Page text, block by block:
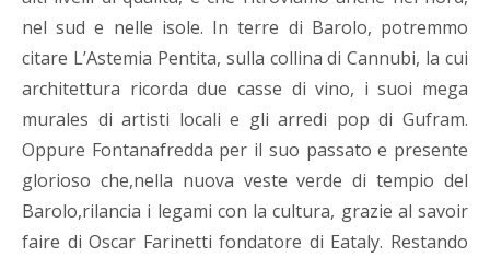
nel sud e nelle isole. In terre di Barolo, potremmo
citare L’Astemia Pentita, sulla collina di Cannubi, la cui
architettura ricorda due casse di vino, i suoi mega
murales di artisti locali e gli arredi pop di Gufram.
Oppure Fontanafredda per il suo passato e presente
glorioso che,nella nuova veste verde di tempio del
Barolo,rilancia i legami con la cultura, grazie al savoir
faire di Oscar Farinetti fondatore di Eataly. Restando